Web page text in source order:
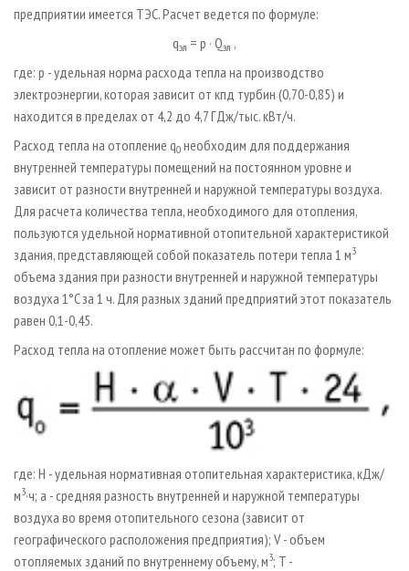
предприятии имеется ТЭС. Расчет ведется по формуле:
qэл = p · Qэл ,
где: p - удельная норма расхода тепла на производство
электроэнергии, которая зависит от кпд турбин (0,70-0,85) и
находится в пределах от 4,2 до 4,7 ГДж/тыс. кВт/ч.
Расход тепла на отопление q0 необходим для поддержания
внутренней температуры помещений на постоянном уровне и
зависит от разности внутренней и наружной температуры воздуха.
Для расчета количества тепла, необходимого для отопления,
пользуются удельной нормативной отопительной характеристикой
здания, представляющей собой показатель потери тепла 1 м3
объема здания при разности внутренней и наружной температуры
воздуха 1°C за 1 ч. Для разных зданий предприятий этот показатель
равен 0,1-0,45.
Расход тепла на отопление может быть рассчитан по формуле:
где: H - удельная нормативная отопительная характеристика, кДж/
м3·ч; a - средняя разность внутренней и наружной температуры
воздуха во время отопительного сезона (зависит от
географического расположения предприятия); V - объем
отопляемых зданий по внутреннему объему, м3; T -